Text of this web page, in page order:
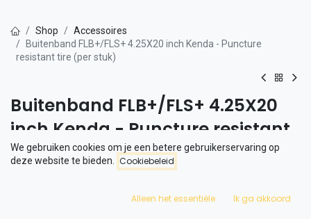
Shop
Accessoires
Buitenband FLB+/FLS+ 4.25X20 inch Kenda - Puncture
resistant tire (per stuk)
Buitenband FLB+/FLS+ 4.25X20
inch Kenda - Puncture resistant
tire (per stuk)
We gebruiken cookies om je een betere gebruikerservaring op
deze website te bieden.
Cookiebeleid
Alleen het essentiële Ik ga akkoord